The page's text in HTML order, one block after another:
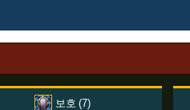
보호 7